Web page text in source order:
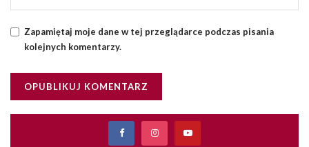
Zapamiętaj moje dane w tej przeglądarce podczas pisania
kolejnych komentarzy.